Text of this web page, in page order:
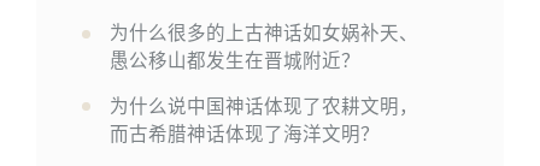
为什么很多的上古神话如女娲补天、
愚公移山都发生在晋城附近？
为什么说中国神话体现了农耕文明，
而古希腊神话体现了海洋文明？